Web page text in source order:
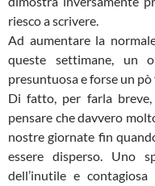
riesco a scrivere.
Ad aumentare la
queste settimane, un
presuntuosa e forse un pò
Di fatto, per farla
pensare che davvero
nostre giornate fin
essere disperso. Uno
dell’inutile e